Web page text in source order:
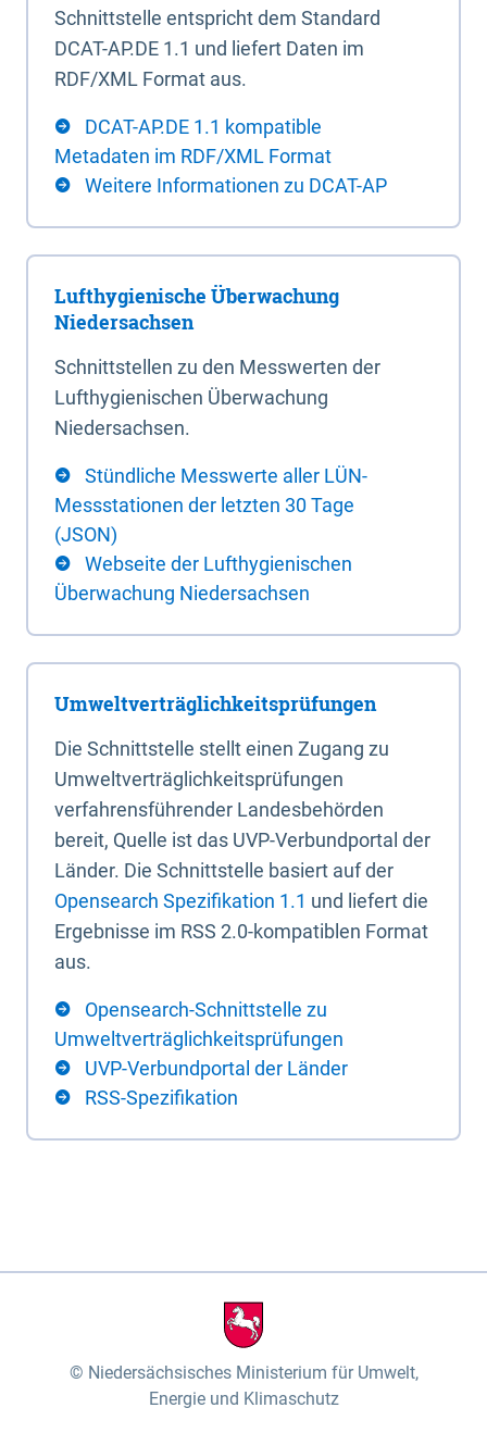
Schnittstelle entspricht dem Standard
DCAT-AP.DE 1.1 und liefert Daten im
RDF/XML Format aus.
DCAT-AP.DE 1.1 kompatible
Metadaten im RDF/XML Format
Weitere Informationen zu DCAT-AP
Lufthygienische Überwachung
Niedersachsen
Schnittstellen zu den Messwerten der
Lufthygienischen Überwachung
Niedersachsen.
Stündliche Messwerte aller LÜN-
Messstationen der letzten 30 Tage
(JSON)
Webseite der Lufthygienischen
Überwachung Niedersachsen
Umweltverträglichkeitsprüfungen
Die Schnittstelle stellt einen Zugang zu
Umweltverträglichkeitsprüfungen
verfahrensführender Landesbehörden
bereit, Quelle ist das UVP-Verbundportal der
Länder. Die Schnittstelle basiert auf der
Opensearch Spezifikation 1.1 und liefert die
Ergebnisse im RSS 2.0-kompatiblen Format
aus.
Opensearch-Schnittstelle zu
Umweltverträglichkeitsprüfungen
UVP-Verbundportal der Länder
RSS-Spezifikation
Niedersächsisches Ministerium für Umwelt,
Energie und Klimaschutz